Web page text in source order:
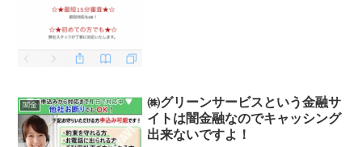
闇金
㈱グリーンサービスという金融サ
イトは闇金融なのでキャッシング
出来ないですよ！